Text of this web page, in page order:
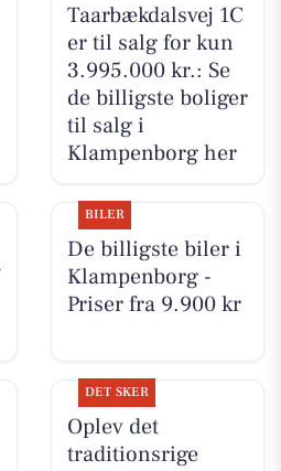
Taarbækdalsvej 1C
er til salg for kun
3.995.000 kr.: Se
de billigste boliger
til salg i
Klampenborg her
BILER
De billigste biler i
Klampenborg -
Priser fra 9.900 kr
DET SKER
Oplev det
traditionsrige